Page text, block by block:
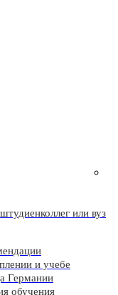
или вуз
и учебе
Германии
обучения